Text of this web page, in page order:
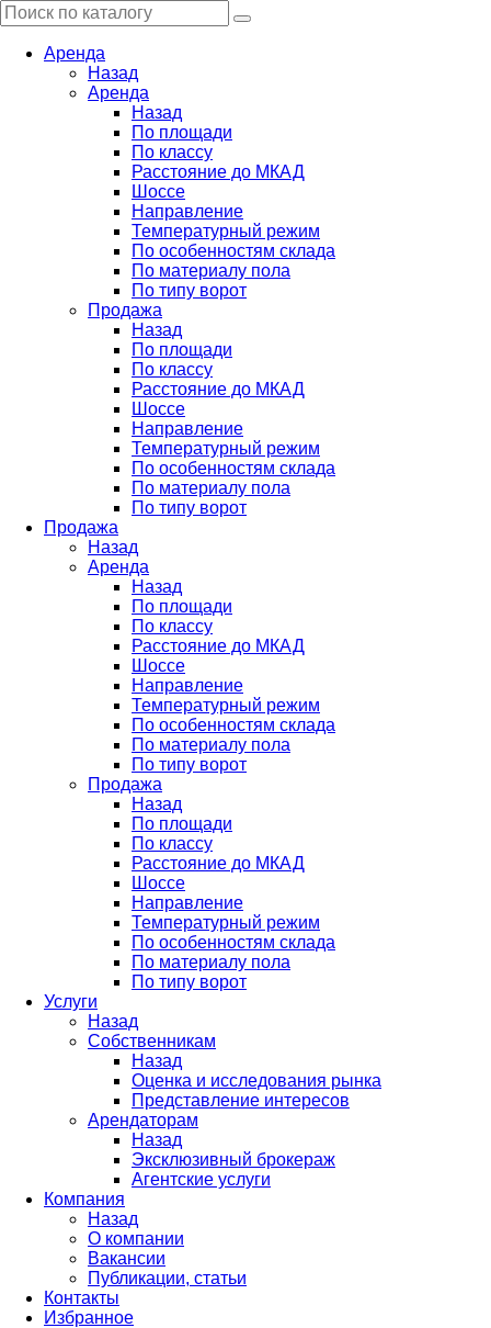
Аренда
Назад
Аренда
Назад
По площади
По классу
Расстояние до МКАД
Шоссе
Направление
Температурный режим
По особенностям склада
По материалу пола
По типу ворот
Продажа
Назад
По площади
По классу
Расстояние до МКАД
Шоссе
Направление
Температурный режим
По особенностям склада
По материалу пола
По типу ворот
Продажа
Назад
Аренда
Назад
По площади
По классу
Расстояние до МКАД
Шоссе
Направление
Температурный режим
По особенностям склада
По материалу пола
По типу ворот
Продажа
Назад
По площади
По классу
Расстояние до МКАД
Шоссе
Направление
Температурный режим
По особенностям склада
По материалу пола
По типу ворот
Услуги
Назад
Собственникам
Назад
Оценка и исследования рынка
Представление интересов
Арендаторам
Назад
Эксклюзивный брокераж
Агентские услуги
Компания
Назад
О компании
Вакансии
Публикации, статьи
Контакты
Избранное